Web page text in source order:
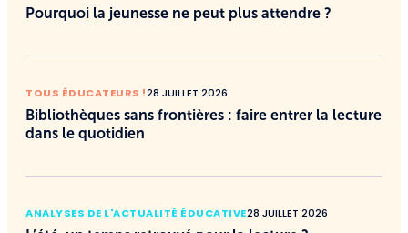
Pourquoi la jeunesse ne peut plus attendre ?
TOUS ÉDUCATEURS !28 JUILLET 2026
Bibliothèques sans frontières : faire entrer la lecture
dans le quotidien
ANALYSES DE L'ACTUALITÉ ÉDUCATIVE28 JUILLET 2026